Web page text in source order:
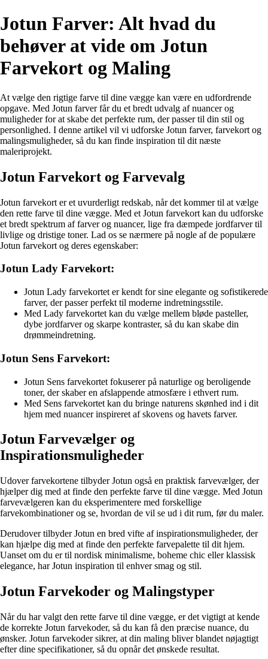
Jotun Farver: Alt hvad du
behøver at vide om Jotun
Farvekort og Maling
At vælge den rigtige farve til dine vægge kan være en udfordrende
opgave. Med Jotun farver får du et bredt udvalg af nuancer og
muligheder for at skabe det perfekte rum, der passer til din stil og
personlighed. I denne artikel vil vi udforske Jotun farver, farvekort og
malingsmuligheder, så du kan finde inspiration til dit næste
maleriprojekt.
Jotun Farvekort og Farvevalg
Jotun farvekort er et uvurderligt redskab, når det kommer til at vælge
den rette farve til dine vægge. Med et Jotun farvekort kan du udforske
et bredt spektrum af farver og nuancer, lige fra dæmpede jordfarver til
livlige og dristige toner. Lad os se nærmere på nogle af de populære
Jotun farvekort og deres egenskaber:
Jotun Lady Farvekort:
Jotun Lady farvekortet er kendt for sine elegante og sofistikerede
farver, der passer perfekt til moderne indretningsstile.
Med Lady farvekortet kan du vælge mellem bløde pasteller,
dybe jordfarver og skarpe kontraster, så du kan skabe din
drømmeindretning.
Jotun Sens Farvekort:
Jotun Sens farvekortet fokuserer på naturlige og beroligende
toner, der skaber en afslappende atmosfære i ethvert rum.
Med Sens farvekortet kan du bringe naturens skønhed ind i dit
hjem med nuancer inspireret af skovens og havets farver.
Jotun Farvevælger og
Inspirationsmuligheder
Udover farvekortene tilbyder Jotun også en praktisk farvevælger, der
hjælper dig med at finde den perfekte farve til dine vægge. Med Jotun
farvevælgeren kan du eksperimentere med forskellige
farvekombinationer og se, hvordan de vil se ud i dit rum, før du maler.
Derudover tilbyder Jotun en bred vifte af inspirationsmuligheder, der
kan hjælpe dig med at finde den perfekte farvepalette til dit hjem.
Uanset om du er til nordisk minimalisme, boheme chic eller klassisk
elegance, har Jotun inspiration til enhver smag og stil.
Jotun Farvekoder og Malingstyper
Når du har valgt den rette farve til dine vægge, er det vigtigt at kende
de korrekte Jotun farvekoder, så du kan få den præcise nuance, du
ønsker. Jotun farvekoder sikrer, at din maling bliver blandet nøjagtigt
efter dine specifikationer, så du opnår det ønskede resultat.